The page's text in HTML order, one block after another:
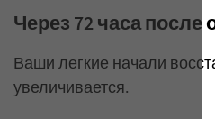
Через 72 часа после
Ваши легкие начали
увеличивается.